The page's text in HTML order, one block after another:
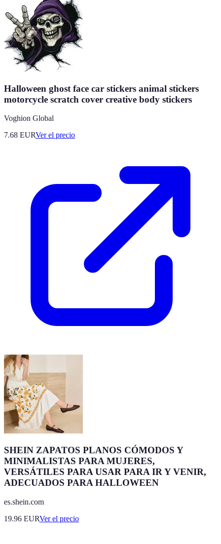
Halloween ghost face car stickers animal stickers
motorcycle scratch cover creative body stickers
Voghion Global
7.68 EURVer el precio
SHEIN ZAPATOS PLANOS CÓMODOS Y
MINIMALISTAS PARA MUJERES,
VERSÁTILES PARA USAR PARA IR Y VENIR,
ADECUADOS PARA HALLOWEEN
es.shein.com
19.96 EURVer el precio